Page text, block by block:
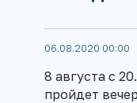
06.08.2020 00:00
8 августа с
пройдет